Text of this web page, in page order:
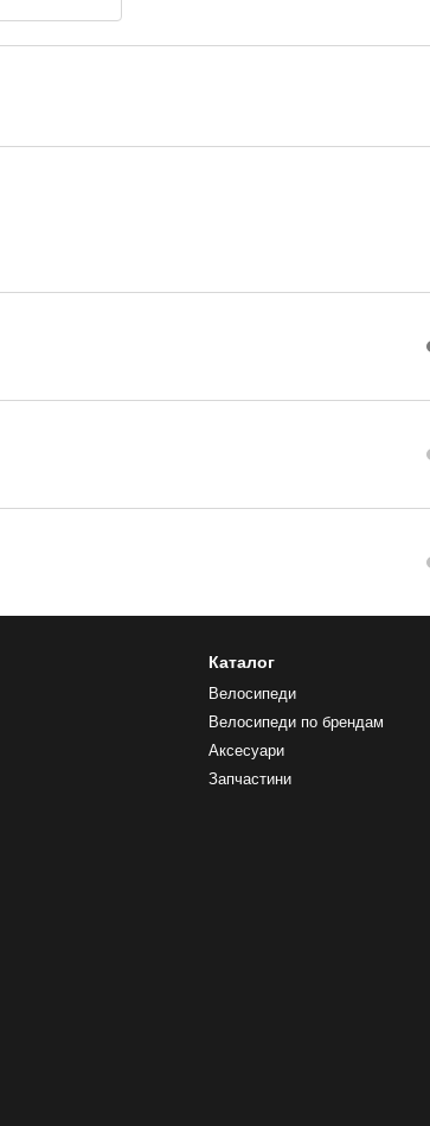
Каталог
Велосипеди
Велосипеди по брендам
Аксесуари
Запчастини